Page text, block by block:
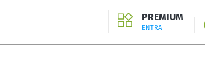
PREMIUM
ENTRA